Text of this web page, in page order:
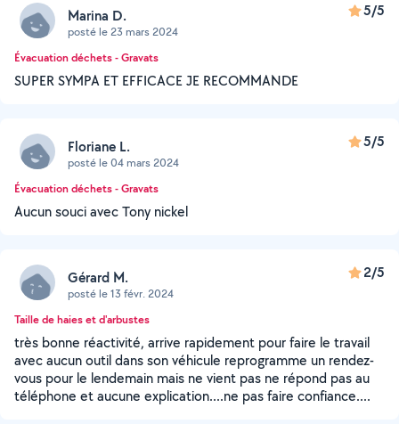
Marina D.
posté le 23 mars 2024
5/5
Évacuation déchets - Gravats
SUPER SYMPA ET EFFICACE JE RECOMMANDE
Floriane L.
posté le 04 mars 2024
5/5
Évacuation déchets - Gravats
Aucun souci avec Tony nickel
Gérard M.
posté le 13 févr. 2024
2/5
Taille de haies et d'arbustes
très bonne réactivité, arrive rapidement pour faire le travail
avec aucun outil dans son véhicule reprogramme un rendez-
vous pour le lendemain mais ne vient pas ne répond pas au
téléphone et aucune explication....ne pas faire confiance....